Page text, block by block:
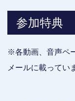
参加特典
※各動画、音声ペ
メールに載ってい